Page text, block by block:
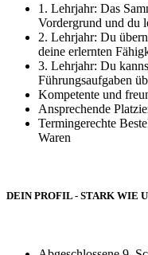
1. Lehrjahr: Das
Vordergrund und du
2. Lehrjahr: Du
deine erlernten
3. Lehrjahr: Du
Führungsaufgaben
Kompetente und
Ansprechende
Termingerechte
Waren
DEIN PROFIL - STARK WIE